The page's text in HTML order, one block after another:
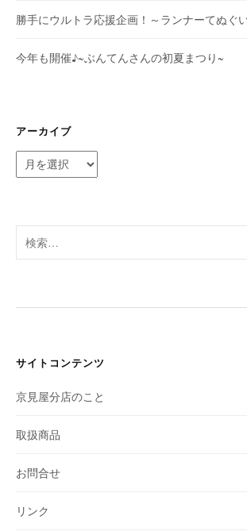
勝手にウルトラ応援企画！～ランナーてぬぐ
今年も開催♪~ぶんてんさんの初夏まつり~
アーカイブ
ー
ブ
索:
サイトコンテンツ
京見屋分店のこと
取扱商品
お問合せ
リンク